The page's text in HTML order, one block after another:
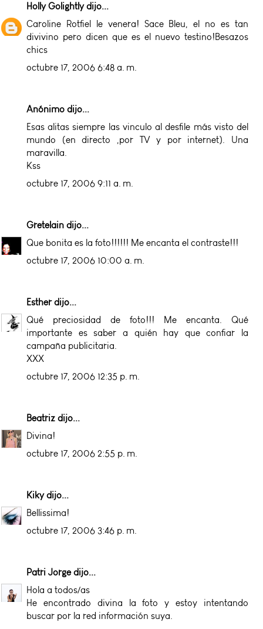
Holly Golightlydijo...
Caroline Rotfiel le venera! Sace Bleu, el no es tan
divivino pero dicen que es el nuevo testino!Besazos
chics
octubre 17, 2006 6:48 a. m.
Anónimo dijo...
Esas alitas siempre las vinculo al desfile más visto del
mundo (en directo ,por TV y por internet). Una
maravilla.
Kss
octubre 17, 2006 9:11 a. m.
Gretelain dijo...
Que bonita es la foto!!!!!! Me encanta el contraste!!!
octubre 17, 2006 10:00 a. m.
Estherdijo...
Qué preciosidad de foto!!! Me encanta. Qué
importante es saber a quién hay que confiar la
campaña publicitaria.
XXX
octubre 17, 2006 12:35 p. m.
Beatriz dijo...
Divina!
octubre 17, 2006 2:55 p. m.
Kikydijo...
Bellissima!
octubre 17, 2006 3:46 p. m.
Patri Jorgedijo...
Hola a todos/as
He encontrado divina la foto y estoy intentando
buscar por la red información suya.